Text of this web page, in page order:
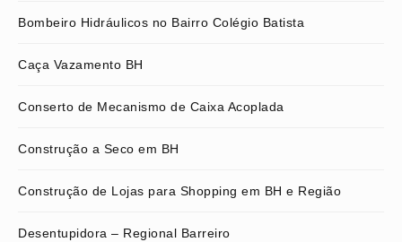
Bombeiro Hidráulicos no Bairro Colégio Batista
Caça Vazamento BH
Conserto de Mecanismo de Caixa Acoplada
Construção a Seco em BH
Construção de Lojas para Shopping em BH e Região
Desentupidora – Regional Barreiro